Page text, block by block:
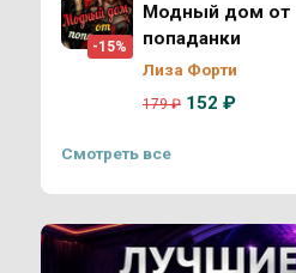
-15%
Модный дом от
попаданки
Лиза Форти
179 ₽ 152 ₽
Смотреть все